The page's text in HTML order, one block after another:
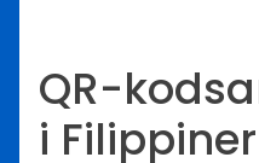
QR-
i